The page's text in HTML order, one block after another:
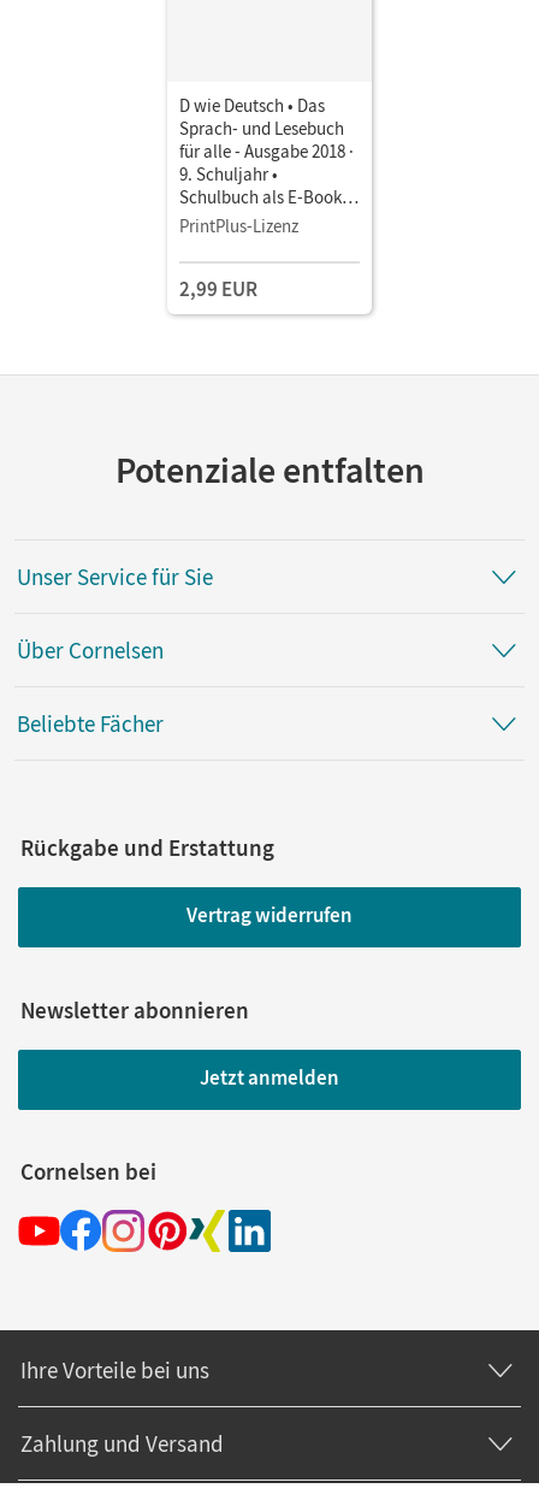
D wie Deutsch • Das
Sprach- und Lesebuch
für alle - Ausgabe 2018 ·
9. Schuljahr •
Schulbuch als E-Book
Mit Medien
PrintPlus-Lizenz
2,99 EUR
Potenziale entfalten
Unser Service für Sie
Über Cornelsen
Beliebte Fächer
Rückgabe und Erstattung
Vertrag widerrufen
Newsletter abonnieren
Jetzt anmelden
Cornelsen bei
Ihre Vorteile bei uns
Zahlung und Versand